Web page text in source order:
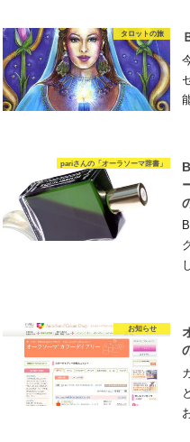
タロットの旅
pariさんの「オーラソーマ辞書」
お知らせ